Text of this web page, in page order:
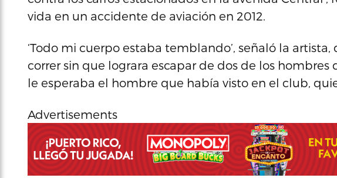
vida en un accidente de aviación en 2012.
‘Todo mi cuerpo estaba temblando’, señaló la
correr sin que lograra escapar de dos de los
le esperaba el hombre que había visto en el club,
Advertisements